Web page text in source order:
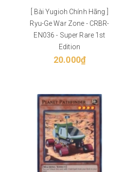
[ Bài Yugioh Chính Hãng ]
Ryu-Ge War Zone - CRBR-
EN036 - Super Rare 1st
Edition
20.000₫